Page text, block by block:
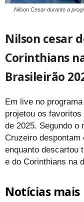
Nilson Cesar durante a
Nilson cesar
Corinthians
Brasileirão
Em live no programa
projetou os
de 2025. Segundo o
Cruzeiro
enquanto descartou
e do Corinthians na
Notícias mais